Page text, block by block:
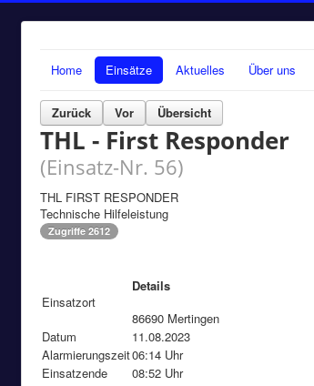
Home Einsätze Aktuelles Über uns
Zurück Vor Übersicht
THL - First Responder
(Einsatz-Nr. 56)
THL FIRST RESPONDER
Technische Hilfeleistung
Zugriffe 2612
Einsatzort
Details
86690 Mertingen
Datum
11.08.2023
Alarmierungszeit06:14 Uhr
Einsatzende
08:52 Uhr